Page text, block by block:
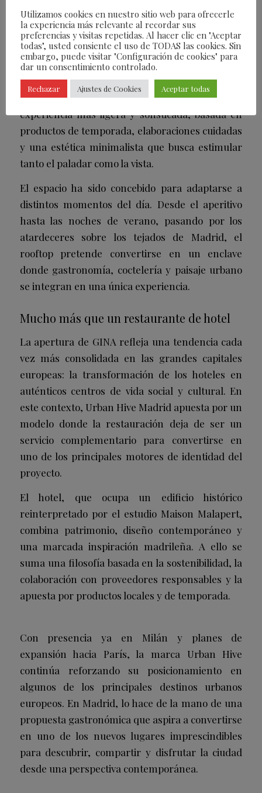
situarlo rápidamente entre los espacios más
deseados de la temporada.
A diferencia del restaurante principal, Oasis
desarrollará una oferta gastronómica donde la
cocina italiana contemporánea dialoga con
influencias japonesas. El resultado promete una
experiencia más ligera y sofisticada, basada en
productos de temporada, elaboraciones cuidadas
y una estética minimalista que busca estimular
tanto el paladar como la vista.
El espacio ha sido concebido para adaptarse a
distintos momentos del día. Desde el aperitivo
hasta las noches de verano, pasando por los
atardeceres sobre los tejados de Madrid, el
rooftop pretende convertirse en un enclave
donde gastronomía, coctelería y paisaje urbano
se integran en una única experiencia.
Mucho más que un restaurante de hotel
La apertura de GINA refleja una tendencia cada
vez más consolidada en las grandes capitales
europeas: la transformación de los hoteles en
auténticos centros de vida social y cultural. En
este contexto, Urban Hive Madrid apuesta por un
modelo donde la restauración deja de ser un
servicio complementario para convertirse en
uno de los principales motores de identidad del
proyecto.
El hotel, que ocupa un edificio histórico
reinterpretado por el estudio Maison Malapert,
combina patrimonio, diseño contemporáneo y
una marcada inspiración madrileña. A ello se
suma una filosofía basada en la sostenibilidad, la
colaboración con proveedores responsables y la
apuesta por productos locales y de temporada.
Con presencia ya en Milán y planes de
expansión hacia París, la marca Urban Hive
continúa reforzando su posicionamiento en
algunos de los principales destinos urbanos
europeos. En Madrid, lo hace de la mano de una
propuesta gastronómica que aspira a convertirse
en uno de los nuevos lugares imprescindibles
para descubrir, compartir y disfrutar la ciudad
desde una perspectiva contemporánea.
Utilizamos cookies en nuestro sitio web para ofrecerle
la experiencia más relevante al recordar sus
preferencias y visitas repetidas. Al hacer clic en "Aceptar
todas", usted consiente el uso de TODAS las cookies. Sin
embargo, puede visitar "Configuración de cookies" para
dar un consentimiento controlado.
Rechazar Ajustes de Cookies Aceptar todas